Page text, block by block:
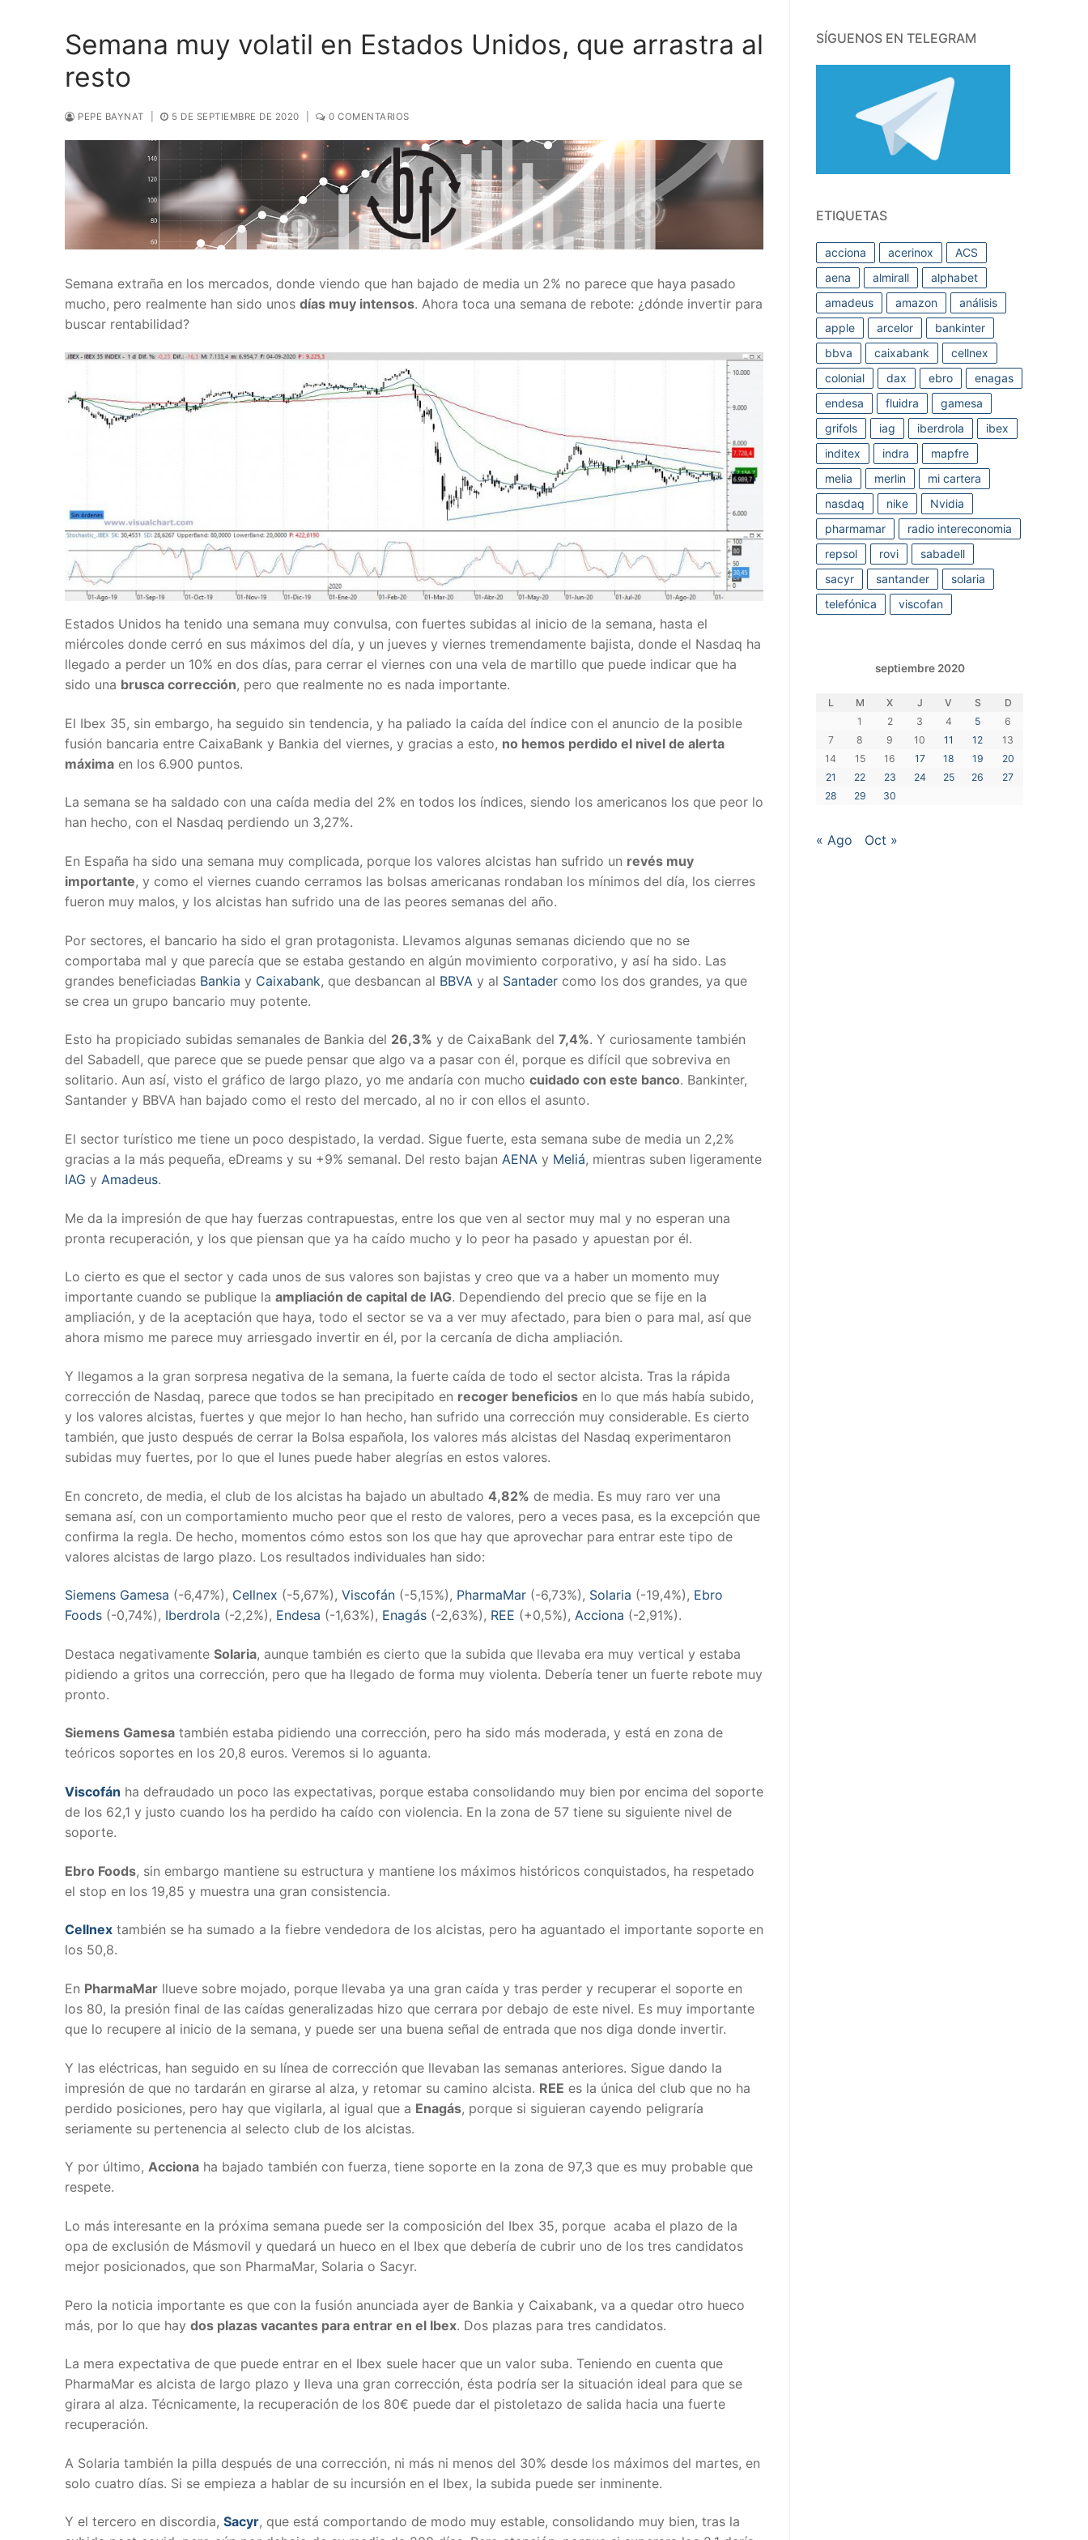
Semana muy volatil en Estados Unidos, que arrastra al
resto
PEPE BAYNAT 5 DE SEPTIEMBRE DE 2020 0 COMENTARIOS
Semana extraña en los mercados, donde viendo que han bajado de media un 2% no parece que haya pasado
mucho, pero realmente han sido unos días muy intensos. Ahora toca una semana de rebote: ¿dónde invertir para
buscar rentabilidad?
Estados Unidos ha tenido una semana muy convulsa, con fuertes subidas al inicio de la semana, hasta el
miércoles donde cerró en sus máximos del día, y un jueves y viernes tremendamente bajista, donde el Nasdaq ha
llegado a perder un 10% en dos días, para cerrar el viernes con una vela de martillo que puede indicar que ha
sido una brusca corrección, pero que realmente no es nada importante.
El Ibex 35, sin embargo, ha seguido sin tendencia, y ha paliado la caída del índice con el anuncio de la posible
fusión bancaria entre CaixaBank y Bankia del viernes, y gracias a esto, no hemos perdido el nivel de alerta
máxima en los 6.900 puntos.
La semana se ha saldado con una caída media del 2% en todos los índices, siendo los americanos los que peor lo
han hecho, con el Nasdaq perdiendo un 3,27%.
En España ha sido una semana muy complicada, porque los valores alcistas han sufrido un revés muy
importante, y como el viernes cuando cerramos las bolsas americanas rondaban los mínimos del día, los cierres
fueron muy malos, y los alcistas han sufrido una de las peores semanas del año.
Por sectores, el bancario ha sido el gran protagonista. Llevamos algunas semanas diciendo que no se
comportaba mal y que parecía que se estaba gestando en algún movimiento corporativo, y así ha sido. Las
grandes beneficiadas Bankia y Caixabank, que desbancan al BBVA y al Santader como los dos grandes, ya que
se crea un grupo bancario muy potente.
Esto ha propiciado subidas semanales de Bankia del 26,3% y de CaixaBank del 7,4%. Y curiosamente también
del Sabadell, que parece que se puede pensar que algo va a pasar con él, porque es difícil que sobreviva en
solitario. Aun así, visto el gráfico de largo plazo, yo me andaría con mucho cuidado con este banco. Bankinter,
Santander y BBVA han bajado como el resto del mercado, al no ir con ellos el asunto.
El sector turístico me tiene un poco despistado, la verdad. Sigue fuerte, esta semana sube de media un 2,2%
gracias a la más pequeña, eDreams y su +9% semanal. Del resto bajan AENA y Meliá, mientras suben ligeramente
IAG y Amadeus.
Me da la impresión de que hay fuerzas contrapuestas, entre los que ven al sector muy mal y no esperan una
pronta recuperación, y los que piensan que ya ha caído mucho y lo peor ha pasado y apuestan por él.
Lo cierto es que el sector y cada unos de sus valores son bajistas y creo que va a haber un momento muy
importante cuando se publique la ampliación de capital de IAG. Dependiendo del precio que se fije en la
ampliación, y de la aceptación que haya, todo el sector se va a ver muy afectado, para bien o para mal, así que
ahora mismo me parece muy arriesgado invertir en él, por la cercanía de dicha ampliación.
Y llegamos a la gran sorpresa negativa de la semana, la fuerte caída de todo el sector alcista. Tras la rápida
corrección de Nasdaq, parece que todos se han precipitado en recoger beneficios en lo que más había subido,
y los valores alcistas, fuertes y que mejor lo han hecho, han sufrido una corrección muy considerable. Es cierto
también, que justo después de cerrar la Bolsa española, los valores más alcistas del Nasdaq experimentaron
subidas muy fuertes, por lo que el lunes puede haber alegrías en estos valores.
En concreto, de media, el club de los alcistas ha bajado un abultado 4,82% de media. Es muy raro ver una
semana así, con un comportamiento mucho peor que el resto de valores, pero a veces pasa, es la excepción que
confirma la regla. De hecho, momentos cómo estos son los que hay que aprovechar para entrar este tipo de
valores alcistas de largo plazo. Los resultados individuales han sido:
Siemens Gamesa (-6,47%), Cellnex (-5,67%), Viscofán (-5,15%), PharmaMar (-6,73%), Solaria (-19,4%), Ebro
Foods (-0,74%), Iberdrola (-2,2%), Endesa (-1,63%), Enagás (-2,63%), REE (+0,5%), Acciona (-2,91%).
Destaca negativamente Solaria, aunque también es cierto que la subida que llevaba era muy vertical y estaba
pidiendo a gritos una corrección, pero que ha llegado de forma muy violenta. Debería tener un fuerte rebote muy
pronto.
Siemens Gamesa también estaba pidiendo una corrección, pero ha sido más moderada, y está en zona de
teóricos soportes en los 20,8 euros. Veremos si lo aguanta.
Viscofán ha defraudado un poco las expectativas, porque estaba consolidando muy bien por encima del soporte
de los 62,1 y justo cuando los ha perdido ha caído con violencia. En la zona de 57 tiene su siguiente nivel de
soporte.
Ebro Foods, sin embargo mantiene su estructura y mantiene los máximos históricos conquistados, ha respetado
el stop en los 19,85 y muestra una gran consistencia.
Cellnex también se ha sumado a la fiebre vendedora de los alcistas, pero ha aguantado el importante soporte en
los 50,8.
En PharmaMar llueve sobre mojado, porque llevaba ya una gran caída y tras perder y recuperar el soporte en
los 80, la presión final de las caídas generalizadas hizo que cerrara por debajo de este nivel. Es muy importante
que lo recupere al inicio de la semana, y puede ser una buena señal de entrada que nos diga donde invertir.
Y las eléctricas, han seguido en su línea de corrección que llevaban las semanas anteriores. Sigue dando la
impresión de que no tardarán en girarse al alza, y retomar su camino alcista. REE es la única del club que no ha
perdido posiciones, pero hay que vigilarla, al igual que a Enagás, porque si siguieran cayendo peligraría
seriamente su pertenencia al selecto club de los alcistas.
Y por último, Acciona ha bajado también con fuerza, tiene soporte en la zona de 97,3 que es muy probable que
respete.
Lo más interesante en la próxima semana puede ser la composición del Ibex 35, porque acaba el plazo de la
opa de exclusión de Másmovil y quedará un hueco en el Ibex que debería de cubrir uno de los tres candidatos
mejor posicionados, que son PharmaMar, Solaria o Sacyr.
Pero la noticia importante es que con la fusión anunciada ayer de Bankia y Caixabank, va a quedar otro hueco
más, por lo que hay dos plazas vacantes para entrar en el Ibex. Dos plazas para tres candidatos.
La mera expectativa de que puede entrar en el Ibex suele hacer que un valor suba. Teniendo en cuenta que
PharmaMar es alcista de largo plazo y lleva una gran corrección, ésta podría ser la situación ideal para que se
girara al alza. Técnicamente, la recuperación de los 80€ puede dar el pistoletazo de salida hacia una fuerte
recuperación.
A Solaria también la pilla después de una corrección, ni más ni menos del 30% desde los máximos del martes, en
solo cuatro días. Si se empieza a hablar de su incursión en el Ibex, la subida puede ser inminente.
Y el tercero en discordia, Sacyr, que está comportando de modo muy estable, consolidando muy bien, tras la
SÍGUENOS EN TELEGRAM
ETIQUETAS
acciona acerinox
ACS
aena
almirall
alphabet
amadeus
amazon
análisis
apple
arcelor
bankinter
bbva
caixabank
cellnex
colonial
dax ebro
enagas
endesa
fluidra
gamesa
grifols
iag iberdrola
ibex
inditex
indra
mapfre
melia
merlin
mi cartera
nasdaq
nike
Nvidia
pharmamar
radio intereconomia
repsol
rovi
sabadell
sacyr
santander
solaria
telefónica
viscofan
septiembre 2020
L M X J V S
D
1
2 3 4 5
6
7
8 9 10 11 12
13
14
15 16 17 18 19
20
21
22 23 24 25 26
27
28
29 30
« Ago Oct »